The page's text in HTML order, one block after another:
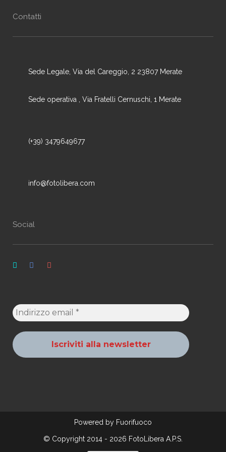
Contatti
Sede Legale, Via del Careggio, 2 23807 Merate
Sede operativa , Via Fratelli Cernuschi, 1 Merate
(+39) 3479649677
info@fotolibera.com
Social
Powered by Fuorifuoco
© Copyright 2014 - 2026 FotoLibera A.P.S.